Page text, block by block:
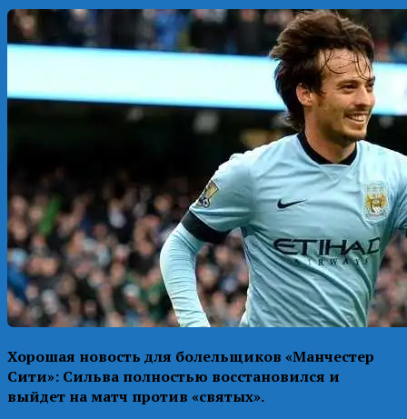
Хорошая новость для болельщиков «Манчестер
Сити»: Сильва полностью восстановился и
выйдет на матч против «святых».